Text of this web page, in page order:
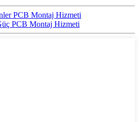
PCB Montaj Hizmeti
PCB Montaj Hizmeti